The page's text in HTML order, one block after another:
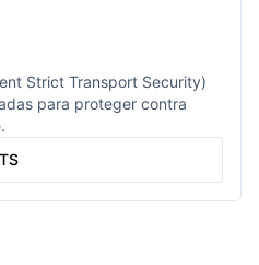
Strict Transport Security)
para proteger contra